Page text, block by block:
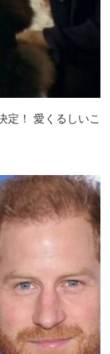
定！ 愛くるしいこ